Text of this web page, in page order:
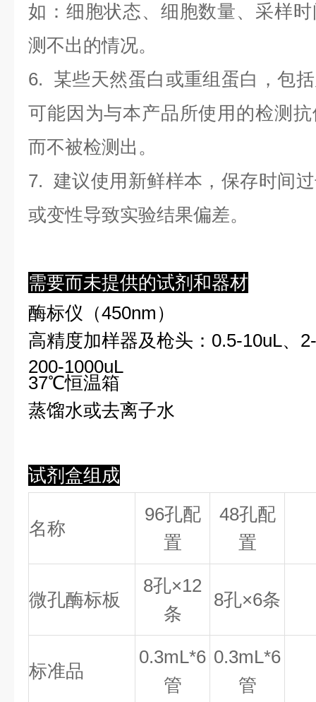
如：细胞状态、细胞数量、采样
测不出的情况。
6. 某些天然蛋白或重组蛋白，包
可能因为与本产品所使用的检测
而不被检测出。
7. 建议使用新鲜样本，保存时间
或变性导致实验结果偏差。
需要而未提供的试剂和器材
酶标仪（450nm）
高精度加样器及枪头：0.5-10uL、
200-1000uL
37℃恒温箱
蒸馏水或去离子水
试剂盒组成
名称
96孔配
置
48孔配
置
微孔酶标板
8孔×12
条
8孔×6条
标准品
0.3mL*6
管
0.3mL*6
管